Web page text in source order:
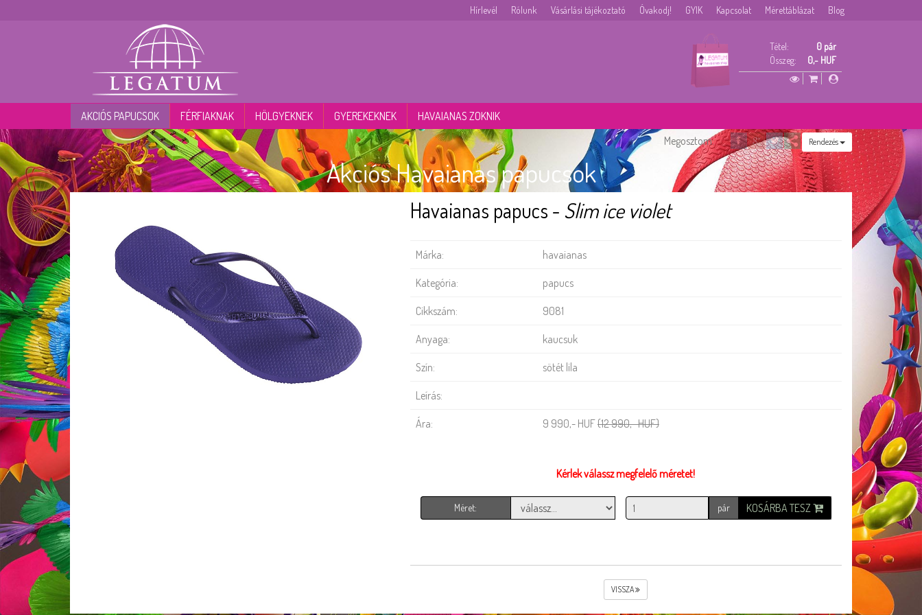
Hírlevél Rólunk Vásárlási tájékoztató Óvakodj! GYIK Kapcsolat Mérettáblázat Blog
Tétel:
0 pár
Összeg:
0,- HUF
AKCIÓS PAPUCSOK FÉRFIAKNAK HÖLGYEKNEK GYEREKEKNEK
HAVAIANAS ZOKNIK
Megosztom:
Rendezés
Akciós Havaianas papucsok
Havaianas papucs - Slim ice violet
Márka: havaianas
Kategória: papucs
Cikkszám: 9081
Anyaga: kaucsuk
Szín: sötét lila
Leírás:
Ára: 9 990,- HUF(12 990,- HUF)
Kérlek válassz megfelelő méretet!
Méret: pár KOSÁRBA TESZ
VISSZA